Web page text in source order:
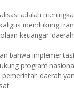
adalah
mendukung
keuangan
bahwa
program
pemerintah daerah